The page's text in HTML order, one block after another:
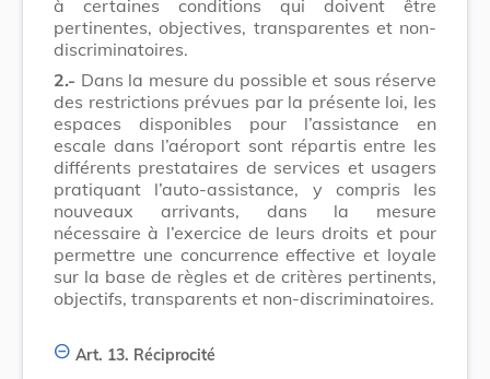
à certaines conditions qui doivent être
pertinentes, objectives, transparentes et non-
discriminatoires.
2.- Dans la mesure du possible et sous réserve
des restrictions prévues par la présente loi, les
espaces disponibles pour l’assistance en
escale dans l’aéroport sont répartis entre les
différents prestataires de services et usagers
pratiquant l’auto-assistance, y compris les
nouveaux arrivants, dans la mesure
nécessaire à l’exercice de leurs droits et pour
permettre une concurrence effective et loyale
sur la base de règles et de critères pertinents,
objectifs, transparents et non-discriminatoires.
Art. 13. Réciprocité